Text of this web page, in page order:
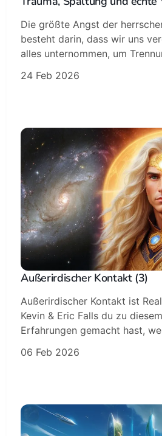
Die größte Angst der
besteht darin, dass wir uns
alles unternommen, um
24 Feb 2026
Außerirdischer Kontakt (3)
Außerirdischer Kontakt ist
Kevin & Eric Falls du zu
Erfahrungen gemacht hast,
06 Feb 2026